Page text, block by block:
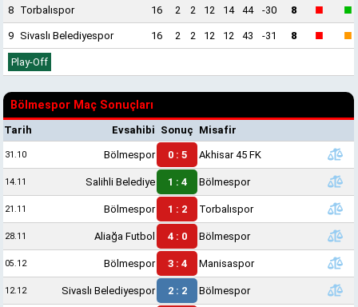
8 Torbalıspor 16 2 2 12 14 44 -30 8 ■ ■
9 Sivaslı Belediyespor 16 2 2 12 12 43 -31 8 ■ ■
Play-Off
Bölmespor Maç Sonuçları
Tarih Evsahibi Sonuç Misafir
31.10 Bölmespor 0 : 5 Akhisar 45 FK
14.11 Salihli Belediye 1 : 4 Bölmespor
21.11 Bölmespor 1 : 2 Torbalıspor
28.11 Aliağa Futbol 4 : 0 Bölmespor
05.12 Bölmespor 3 : 4 Manisaspor
12.12 Sivaslı Belediyespor 2 : 2 Bölmespor